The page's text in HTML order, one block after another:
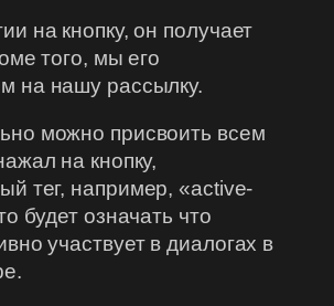
на кнопку, он получает
того, мы его
на нашу рассылку.
можно присвоить всем
на кнопку,
тег, например, «active-
будет означать что
участвует в диалогах в